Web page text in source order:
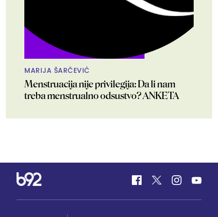
MARIJA ŠARČEVIĆ
Menstruacija nije privilegija: Da li nam
treba menstrualno odsustvo? ANKETA